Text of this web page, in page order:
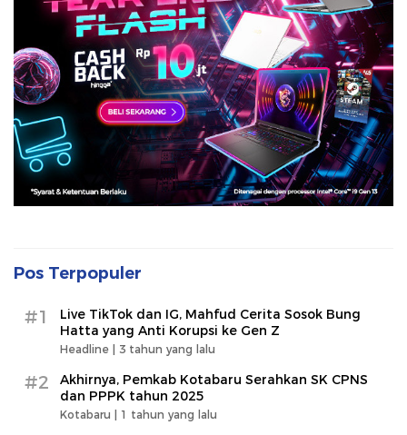
Pos Terpopuler
#1
Live TikTok dan IG, Mahfud Cerita Sosok Bung
Hatta yang Anti Korupsi ke Gen Z
Headline | 3 tahun yang lalu
#2
Akhirnya, Pemkab Kotabaru Serahkan SK CPNS
dan PPPK tahun 2025
Kotabaru | 1 tahun yang lalu